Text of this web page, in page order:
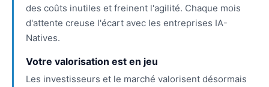
des coûts inutiles et freinent l'agilité. Chaque mois
d'attente creuse l'écart avec les entreprises IA-
Natives.
Votre valorisation est en jeu
Les investisseurs et le marché valorisent désormais